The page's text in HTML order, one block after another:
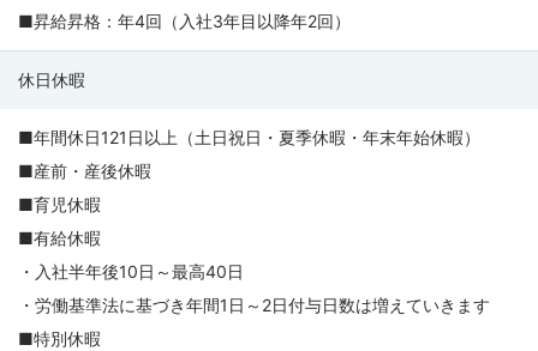
■昇給昇格：年4回（入社3年目以降年2回）
休日休暇
■年間休日121日以上（土日祝日・夏季休暇・年末年始休暇）
■産前・産後休暇
■育児休暇
■有給休暇
・入社半年後10日～最高40日
・労働基準法に基づき年間1日～2日付与日数は増えていきます
■特別休暇